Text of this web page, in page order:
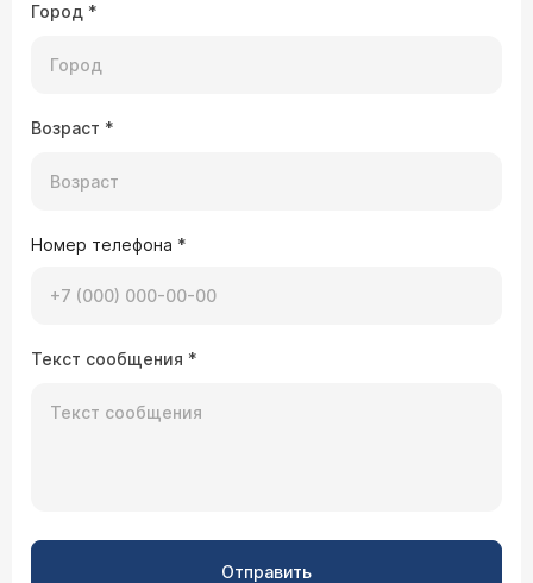
Город *
Возраст *
Номер телефона *
Текст сообщения *
Отправить